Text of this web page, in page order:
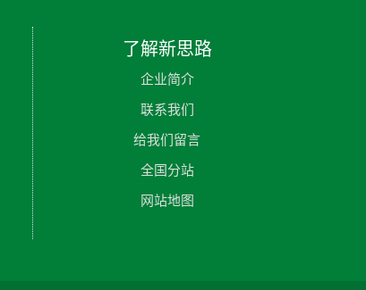
了解新思路
企业简介
联系我们
给我们留言
全国分站
网站地图